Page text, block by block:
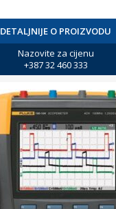
DETALJNIJE O PROIZVODU
Nazovite za cijenu
+387 32 460 333